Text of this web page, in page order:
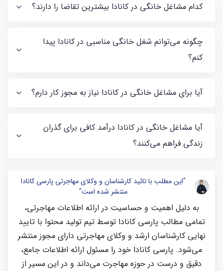
کدام مشاغل خانگی در کانادا بیشترین تقاضا را دارند؟
چگونه می‌توانم شغل خانگی مناسبی در کانادا پیدا
کنم؟
آیا برای مشاغل خانگی در کانادا نیاز به مجوز کار دارم؟
آیا مشاغل خانگی در کانادا درآمد کافی برای گذران
زندگی فراهم می‌کنند؟
"این مطلب با تائید کارشناسان و وکلای مهاجرتی پارسی کانادا
منتشر شده است"
به دلیل اهمیت و حساسیت در ارائه اطلاعات مهاجرتی،
تمامی مطالب پارسی کانادا توسط تیم تولید محتوا با تایید
نهایی کارشناسان ارشد و وکلای مهاجرتی دارای مجوز منتشر
می‌شود. پارسی کانادا خود را مسئول ارائه اطلاعات جامع،
دقیق و درست در حوزه مهاجرت می‌داند و در این مسیر از